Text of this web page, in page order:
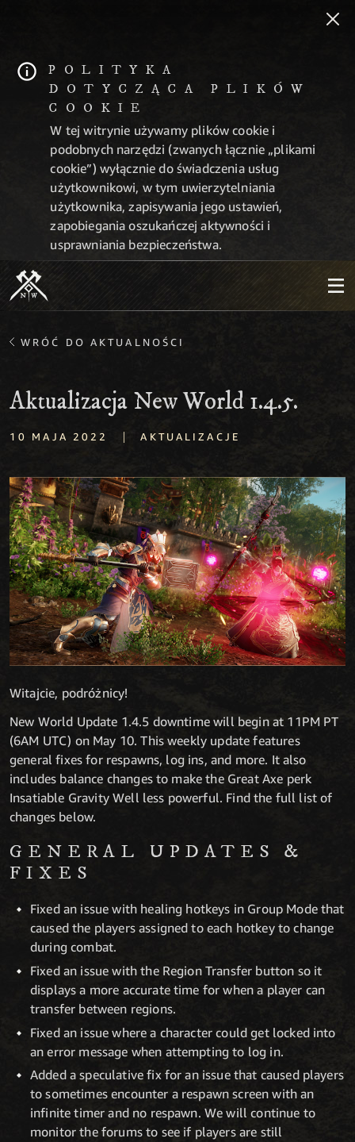
POLITYKA
DOTYCZĄCA PLIKÓW
COOKIE
W tej witrynie używamy plików cookie i
podobnych narzędzi (zwanych łącznie „plikami
cookie”) wyłącznie do świadczenia usług
użytkownikowi, w tym uwierzytelniania
użytkownika, zapisywania jego ustawień,
zapobiegania oszukańczej aktywności i
usprawniania bezpieczeństwa.
WRÓĆ DO AKTUALNOŚCI
Aktualizacja New World 1.4.5.
10 MAJA 2022 | AKTUALIZACJE
Witajcie, podróżnicy!
New World Update 1.4.5 downtime will begin at 11PM PT
(6AM UTC) on May 10. This weekly update features
general fixes for respawns, log ins, and more. It also
includes balance changes to make the Great Axe perk
Insatiable Gravity Well less powerful. Find the full list of
changes below.
GENERAL UPDATES &
FIXES
Fixed an issue with healing hotkeys in Group Mode that
caused the players assigned to each hotkey to change
during combat.
Fixed an issue with the Region Transfer button so it
displays a more accurate time for when a player can
transfer between regions.
Fixed an issue where a character could get locked into
an error message when attempting to log in.
Added a speculative fix for an issue that caused players
to sometimes encounter a respawn screen with an
infinite timer and no respawn. We will continue to
monitor the forums to see if players are still